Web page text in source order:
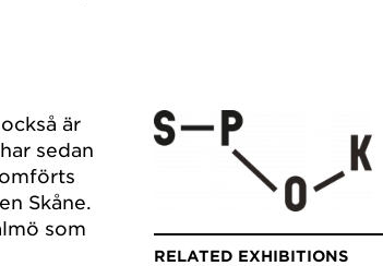
är
sedan
Skåne.
som
RELATED EXHIBITIONS